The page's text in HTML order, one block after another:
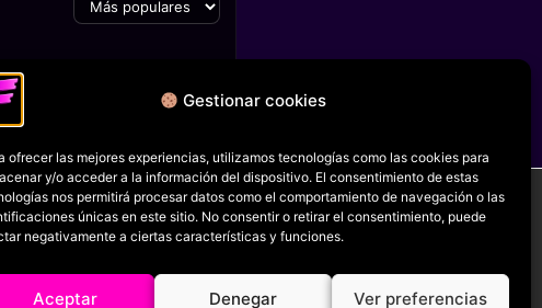
Gestionar cookies
ofrecer las mejores experiencias, utilizamos tecnologías como las cookies para
y/o acceder a la información del dispositivo. El consentimiento de estas
nos permitirá procesar datos como el comportamiento de navegación o las
únicas en este sitio. No consentir o retirar el consentimiento, puede
negativamente a ciertas características y funciones.
Aceptar Denegar Ver preferencias